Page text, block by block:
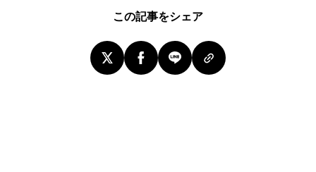
この記事をシェア